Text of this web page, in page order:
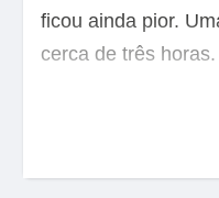
ficou ainda pior.
cerca de três